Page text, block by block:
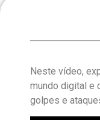
Neste vídeo,
mundo digital e
golpes e